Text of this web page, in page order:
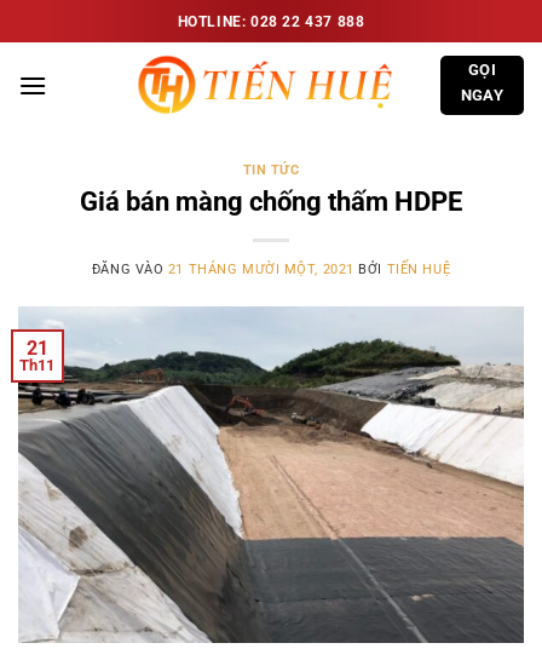
qua
nội
HOTLINE: 028 22 437 888
GỌI
NGAY
TIN TỨC
Giá bán màng chống thấm HDPE
ĐĂNG VÀO 21 THÁNG MƯỜI MỘT, 2021 BỞI TIẾN HUỆ
21
Th11